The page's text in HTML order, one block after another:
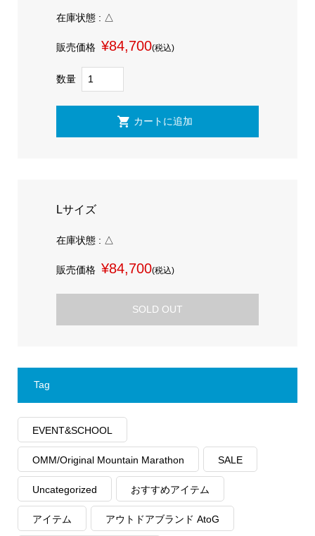
在庫状態 : △
販売価格 ¥84,700(税込)
数量
Lサイズ
在庫状態 : △
販売価格 ¥84,700(税込)
SOLD OUT
Tag
EVENT&SCHOOL
OMM/Original Mountain Marathon SALE
Uncategorized おすすめアイテム
アイテム アウトドアブランド AtoG